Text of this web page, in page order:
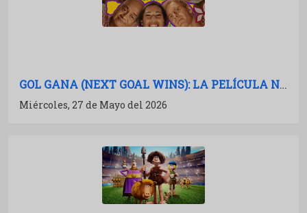
GOL GANA (NEXT GOAL WINS): LA PELÍCULA NO SE MANCHA
Miércoles, 27 de Mayo del 2026